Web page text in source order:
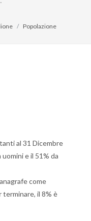
Popolazione
al 31 Dicembre
e il 51% da
come
terminare, il 8% è